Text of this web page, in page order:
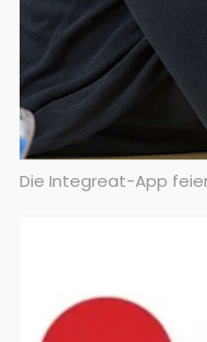
Die Integreat-App